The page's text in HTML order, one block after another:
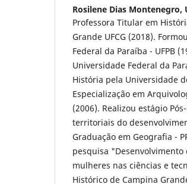
Rosilene Dias Montenegro,
Professora Titular em
Grande UFCG (2018).
Federal da Paraíba - UFPB
Universidade Federal da
História pela Universidade
Especialização em
(2006). Realizou estágio
territoriais do
Graduação em Geografia -
pesquisa
mulheres nas ciências e
Histórico de Campina